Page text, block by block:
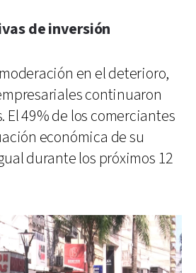
de inversión
en el deterioro,
continuaron
49% de los comerciantes
económica de su
durante los próximos 12